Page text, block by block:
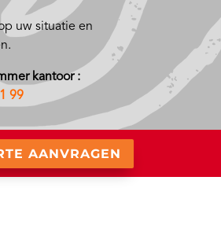
uw situatie en
kantoor :
99
AANVRAGEN